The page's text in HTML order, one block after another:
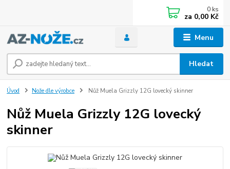
Menu
Hledat
0 ks
za 0,00 Kč
Úvod Nože dle výrobce Nůž Muela Grizzly 12G lovecký skinner
Nůž Muela Grizzly 12G lovecký
skinner